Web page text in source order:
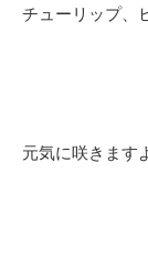
チューリップ、
元気に咲きます